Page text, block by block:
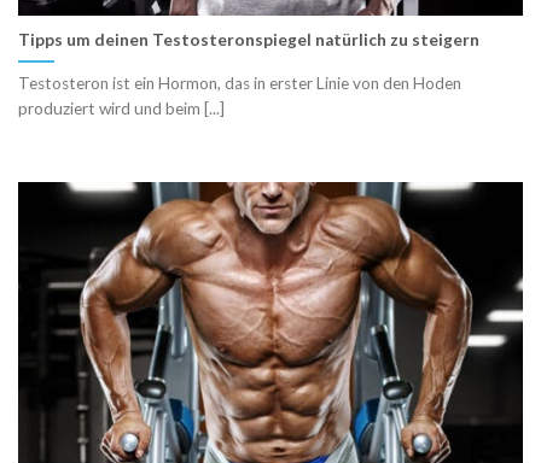
Tipps um deinen Testosteronspiegel natürlich zu steigern
Testosteron ist ein Hormon, das in erster Linie von den Hoden
produziert wird und beim [...]